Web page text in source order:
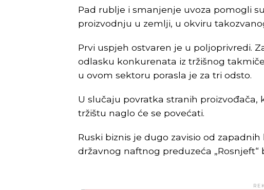
Pad rublje i smanjenje uvoza pomogli
proizvodnju u zemlji, u okviru
Prvi uspjeh ostvaren je u poljoprivredi.
odlasku konkurenata iz tržišnog
u ovom sektoru porasla je za tri odsto.
U slučaju povratka stranih
tržištu naglo će se povećati.
Ruski biznis je dugo zavisio od
državnog naftnog preduzeća